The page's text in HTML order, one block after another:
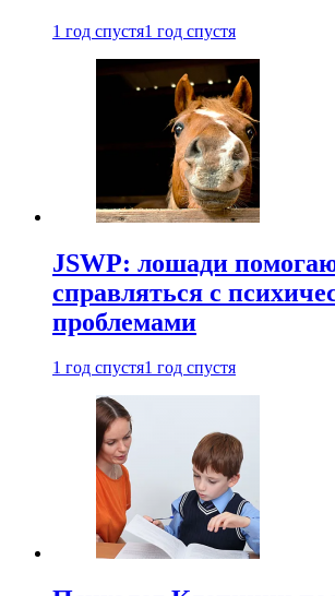
1 год спустя1 год спустя
JSWP: лошади
справляться с
проблемами
1 год спустя1 год спустя